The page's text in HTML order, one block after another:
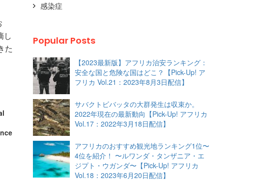
し
た
感染症
Popular Posts
【2023最新版】アフリカ治安ランキング：
安全な国と危険な国はどこ？【Pick-Up! ア
フリカ Vol.21：2023年8月3日配信】
サバクトビバッタの大群発生は収束か。
2022年現在の最新動向【Pick-Up! アフリカ
Vol.17：2022年3月18日配信】
アフリカのおすすめ観光地ランキング1位〜
4位を紹介！ 〜ルワンダ・タンザニア・エ
ジプト・ウガンダ〜【Pick-Up! アフリカ
Vol.18：2023年6月20日配信】